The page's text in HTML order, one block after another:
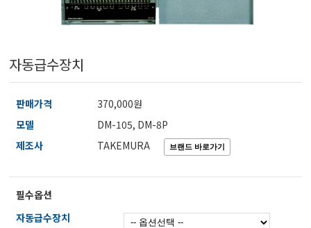
속풍량계/온도계/온습도계/기압계
도/농도/염도/당산도/굴절계/편광계/커피농도계
자저울/점도계/핀홀탐지기
분계/회전계/도막두께/초음파두께측정기
자동급수장치
판매가격
370,000원
모델
DM-105, DM-8P
제조사
TAKEMURA
필수옵션
자동급수장치